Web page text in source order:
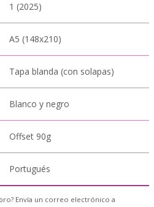
1 (2025)
A5 (148x210)
Tapa blanda (con solapas)
Blanco y negro
Offset 90g
Portugués
Envía un correo electrónico a